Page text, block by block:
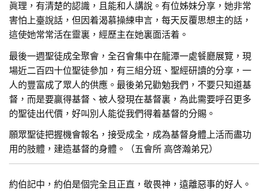
眞理，有清楚的認識，且能和人講說。有位姊妹分享，她非常
害怕上臺說話，但因着渴慕操練申言，每天反覆思想主的話，
這使她常常活在靈裏，經歷主在她裏面活着。
最後一週聖徒成全聚會，全召會集中在龍潭一處餐廳展覽，現
場近二百四十位聖徒參加，有三組分班、聖經研讀的分享，一
人的豐富成了眾人的供應。最後弟兄勸勉我們，不要只知道基
督，而是要贏得基督、被人發現在基督裏，為此需要呼召更多
的聖徒出代價，好叫別人能從我們得着基督的分賜。
願眾聖徒把握機會報名，接受成全，成為基督身體上活而盡功
用的肢體，建造基督的身體。（五會所 高啓瀚弟兄）
約伯記中，約伯是個完全且正直，敬畏神，遠離惡事的好人。